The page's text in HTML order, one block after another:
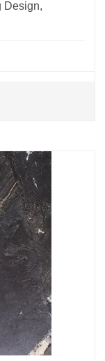
Design,